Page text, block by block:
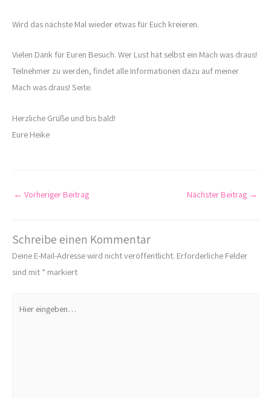
Wird das nächste Mal wieder etwas für Euch kreieren.
Vielen Dank für Euren Besuch. Wer Lust hat selbst ein Mach was draus!
Teilnehmer zu werden, findet alle Informationen dazu auf meiner
Mach was draus! Seite.
Herzliche Grüße und bis bald!
Eure Heike
← Vorheriger Beitrag Nächster Beitrag →
Schreibe einen Kommentar
Deine E-Mail-Adresse wird nicht veröffentlicht. Erforderliche Felder
sind mit * markiert
eingeben…